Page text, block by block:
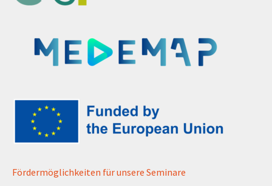
Fördermöglichkeiten für unsere Seminare